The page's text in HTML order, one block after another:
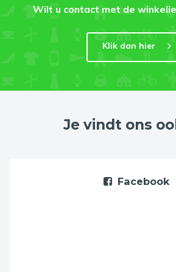
Wilt u contact met de
Klik dan hier
Je vindt ons
Facebook